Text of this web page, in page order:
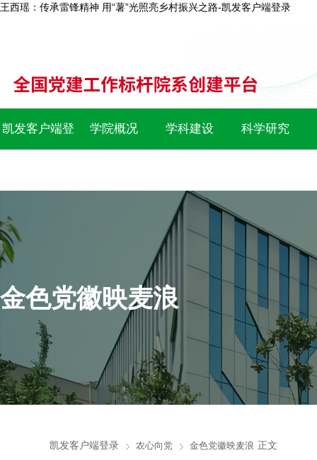
王西瑶：传承雷锋精神 用“薯”光照亮乡村振兴之路-凯发客户端登录
凯发客户端登 学院概况 学科建设 科学研究
金色党徽映麦浪
凯发客户端登录 农心向党 金色党徽映麦浪 正文